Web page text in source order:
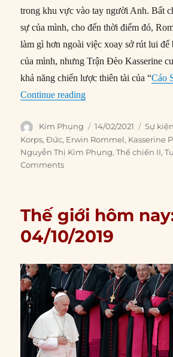
trong khu vực vào tay người Anh. Bất
sự của mình, cho đến thời điểm đó,
làm gì hơn ngoài việc xoay sở rút lui
của mình, nhưng Trận Đèo Kasserine
khả năng chiến lược thiên tài của “Cáo
Continue reading“14/02/1943: Trận Đèo
Author
Kim Phụng
Posted
on
14/02/2021 Sự kiện
Korps,Đức, Erwin Rommel, Kasserine
Nguyễn Thị Kim Phụng,Thế chiến II,
Comments
Thế giới hôm
04/10/2019